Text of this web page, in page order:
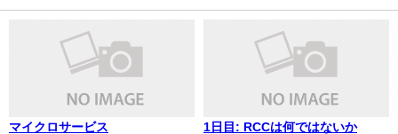
マイクロサービス 1日目: RCCは何ではないか